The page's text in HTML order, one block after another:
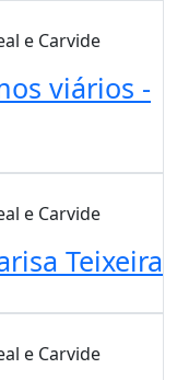
e Carvide
viários -
e Carvide
Teixeira
e Carvide